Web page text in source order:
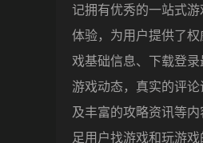
记拥有优秀的一站式游
体验，为用户提供了权
戏基础信息、下载登录
游戏动态，真实的评论
及丰富的攻略资讯等
足用户找游戏和玩游戏